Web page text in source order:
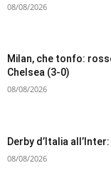
08/08/2026
Milan, che tonfo:
Chelsea (3-0)
08/08/2026
Derby d’Italia
08/08/2026